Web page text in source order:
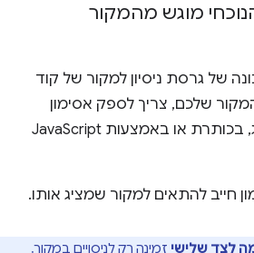
מוגש מהמקור
של גרסת ניסיון למקור של קוד
שלכם, צריך לספק אסימון
גרסת ניסיון במטא תג, בכותרת או באמצעות JavaScript
חייב להתאים למקור שמציג אותו.
לצד שלישי זמינה רק לניסויים במקור,